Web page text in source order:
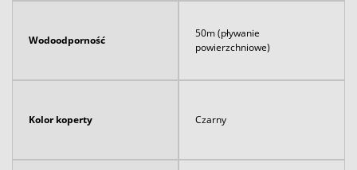
Wodoodporność
50m (pływanie
powierzchniowe)
Kolor koperty Czarny